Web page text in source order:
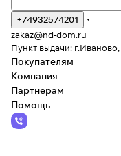
+74932574201
zakaz@nd-dom.ru
Пункт выдачи:
Покупателям
Компания
Партнерам
Помощь